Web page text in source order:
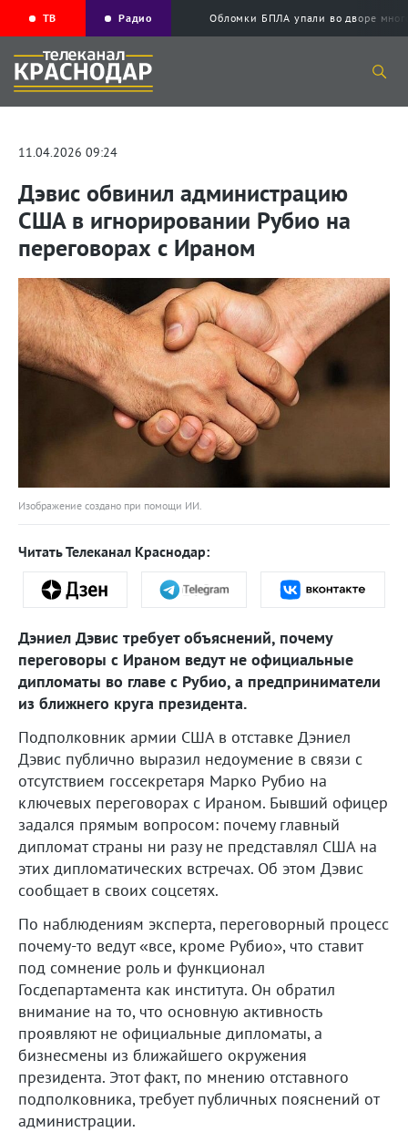
ТВ Радио Обломки БПЛА упали во дворе
11.04.2026 09:24
Дэвис обвинил администрацию
США в игнорировании Рубио на
переговорах с Ираном
Изображение создано при помощи ИИ.
Читать Телеканал Краснодар:
Дэниел Дэвис требует объяснений, почему
переговоры с Ираном ведут не официальные
дипломаты во главе с Рубио, а предприниматели
из ближнего круга президента.
Подполковник армии США в отставке Дэниел
Дэвис публично выразил недоумение в связи с
отсутствием госсекретаря Марко Рубио на
ключевых переговорах с Ираном. Бывший офицер
задался прямым вопросом: почему главный
дипломат страны ни разу не представлял США на
этих дипломатических встречах. Об этом Дэвис
сообщает в своих соцсетях.
По наблюдениям эксперта, переговорный процесс
почему-то ведут «все, кроме Рубио», что ставит
под сомнение роль и функционал
Госдепартамента как института. Он обратил
внимание на то, что основную активность
проявляют не официальные дипломаты, а
бизнесмены из ближайшего окружения
президента. Этот факт, по мнению отставного
подполковника, требует публичных пояснений от
администрации.